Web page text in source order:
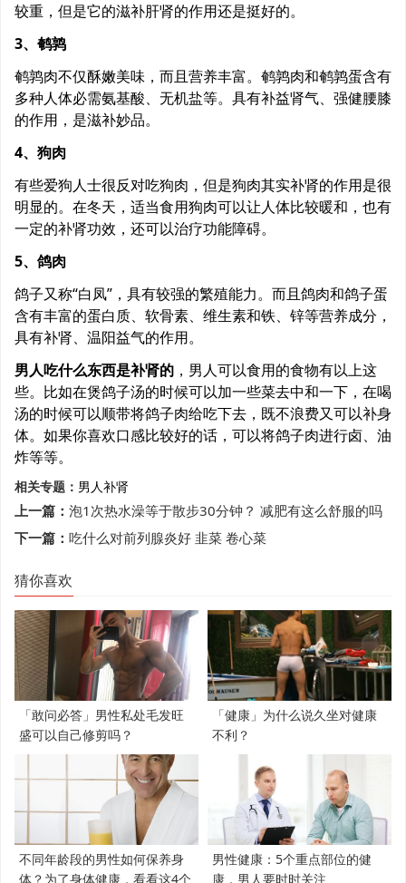
较重，但是它的滋补肝肾的作用还是挺好的。
3、鹌鹑
鹌鹑肉不仅酥嫩美味，而且营养丰富。鹌鹑肉和鹌鹑蛋含有
多种人体必需氨基酸、无机盐等。具有补益肾气、强健腰膝
的作用，是滋补妙品。
4、狗肉
有些爱狗人士很反对吃狗肉，但是狗肉其实补肾的作用是很
明显的。在冬天，适当食用狗肉可以让人体比较暖和，也有
一定的补肾功效，还可以治疗功能障碍。
5、鸽肉
鸽子又称“白凤”，具有较强的繁殖能力。而且鸽肉和鸽子蛋
含有丰富的蛋白质、软骨素、维生素和铁、锌等营养成分，
具有补肾、温阳益气的作用。
男人吃什么东西是补肾的 ，男人可以食用的食物有以上这
些。比如在煲鸽子汤的时候可以加一些菜去中和一下，在喝
汤的时候可以顺带将鸽子肉给吃下去，既不浪费又可以补身
体。如果你喜欢口感比较好的话，可以将鸽子肉进行卤、油
炸等等。
相关专题： 男人补肾
上一篇： 泡1次热水澡等于散步30分钟？ 减肥有这么舒服的吗
下一篇： 吃什么对前列腺炎好 韭菜 卷心菜
猜你喜欢
「敢问必答」男性私处毛发旺
盛可以自己修剪吗？
「健康」为什么说久坐对健康
不利？
不同年龄段的男性如何保养身
体？为了身体健康，看看这4个
男性健康：5个重点部位的健
康，男人要时时关注